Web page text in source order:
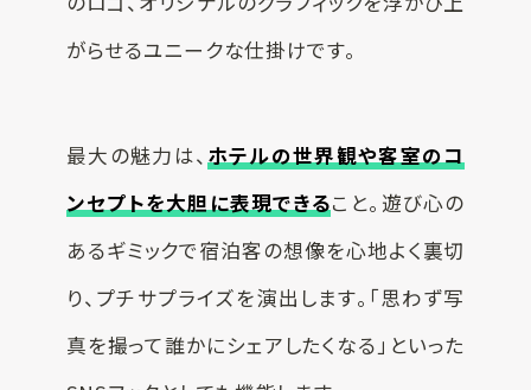
がらせるユニークな仕掛けです。
最大の魅力は、 ホテルの世界観や客室のコ
ンセプトを大胆に表現できること。遊び心の
あるギミックで宿泊客の想像を心地よく裏切
り、プチサプライズを演出します。「思わず写
真を撮って誰かにシェアしたくなる」といった